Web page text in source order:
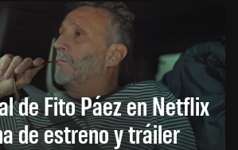
de Fito Páez en Netflix
de estreno y tráiler